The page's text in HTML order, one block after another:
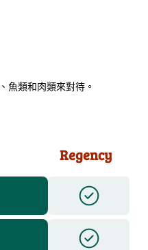
魚類和肉類來對待。
Regency